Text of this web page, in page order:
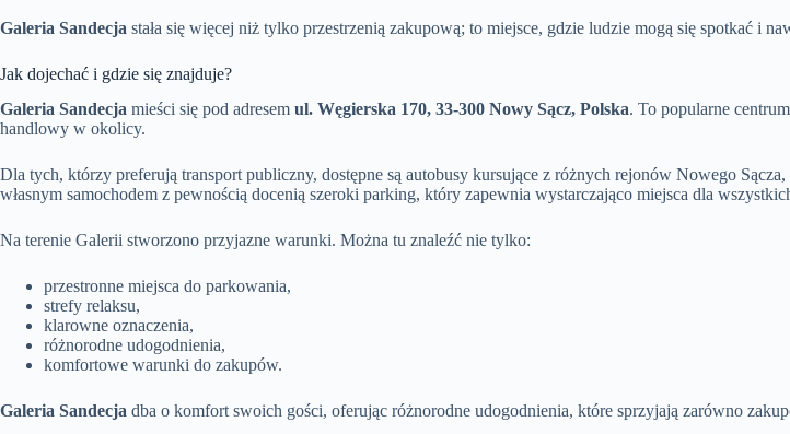
Galeria Sandecja stała się więcej niż tylko przestrzenią zakupową; to miejsce, gdzie ludzie mogą się spotkać i
Jak dojechać i gdzie się znajduje?
Galeria Sandecja mieści się pod adresem ul. Węgierska 170, 33-300 Nowy Sącz, Polska. To popularne
handlowy w okolicy.
Dla tych, którzy preferują transport publiczny, dostępne są autobusy kursujące z różnych rejonów Nowego
własnym samochodem z pewnością docenią szeroki parking, który zapewnia wystarczająco miejsca dla
Na terenie Galerii stworzono przyjazne warunki. Można tu znaleźć nie tylko:
przestronne miejsca do parkowania,
strefy relaksu,
klarowne oznaczenia,
różnorodne udogodnienia,
komfortowe warunki do zakupów.
Galeria Sandecja dba o komfort swoich gości, oferując różnorodne udogodnienia, które sprzyjają zarówno